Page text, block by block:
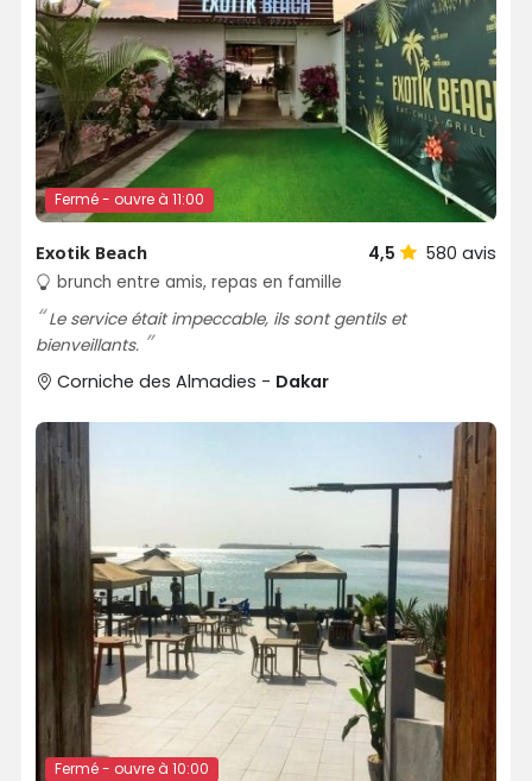
Fermé - ouvre à 11:00
Exotik Beach 4,5 580 avis
brunch entre amis, repas en famille
Le service était impeccable, ils sont gentils et
bienveillants.
Corniche des Almadies - Dakar
Fermé - ouvre à 10:00